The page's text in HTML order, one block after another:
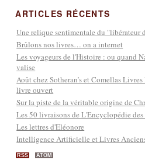
ARTICLES RÉCENTS
Une relique sentimentale du "libérateur
Brûlons nos livres… on a internet
Les voyageurs de l'Histoire : ou quand
valise
Août chez Sotheran’s et Comellas
livre ouvert
Sur la piste de la véritable origine de
Les 50 livraisons de L'Encyclopédie des
Les lettres d'Eléonore
Intelligence Artificielle et Livres
RSS ATOM